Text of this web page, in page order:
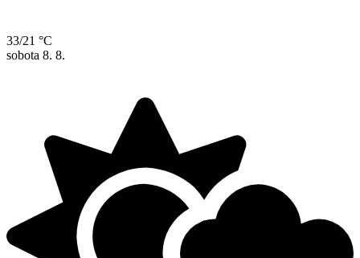
33/21 °C
sobota 8. 8.